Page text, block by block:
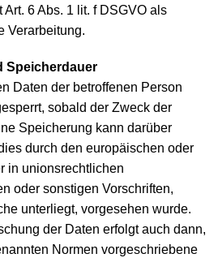
Art. 6 Abs. 1 lit. f DSGVO als
Verarbeitung.
Speicherdauer
Daten der betroffenen Person
sobald der Zweck der
Speicherung kann darüber
durch den europäischen oder
in unionsrechtlichen
oder sonstigen Vorschriften,
unterliegt, vorgesehen wurde.
der Daten erfolgt auch dann,
Normen vorgeschriebene